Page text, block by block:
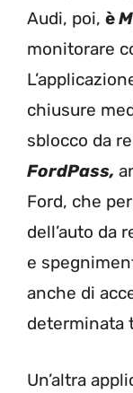
Audi, poi, è
monitorare
chiusure
sblocco da
FordPass,
Ford, che
dell’auto da
e
anche di
determinata
Un’altra